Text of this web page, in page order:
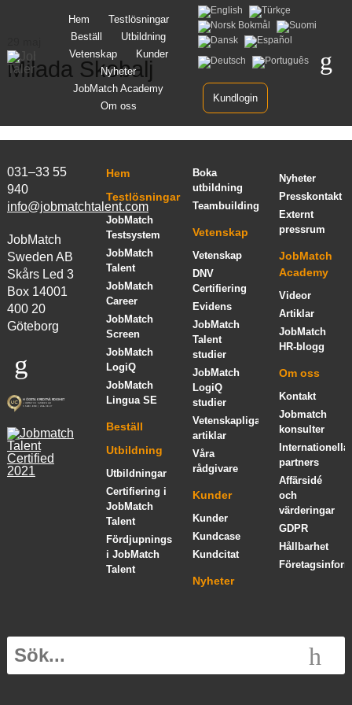
Gå
till
innehåll
Hem
Testlösningar
Beställ
Utbildning
Vetenskap
Kunder
Nyheter
JobMatch Academy
Om oss
Kundlogin
Milada Skobalj
031–33 55
940
info@jobmatchtalent.com
JobMatch
Sweden AB
Skårs Led 3
Box 14001
400 20
Göteborg
Hem
Testlösningar
JobMatch
Testsystem
JobMatch
Talent
JobMatch
Career
JobMatch
Screen
JobMatch
LogiQ
JobMatch
Lingua SE
Beställ
Utbildning
Utbildningar
Certifiering i
JobMatch
Talent
Fördjupningskurs
i JobMatch
Talent
Boka
utbildning
Teambuilding
Vetenskap
Vetenskap
DNV
Certifiering
Evidens
JobMatch
Talent
studier
JobMatch
LogiQ
studier
Vetenskapliga
artiklar
Våra
rådgivare
Kunder
Kunder
Kundcase
Kundcitat
Nyheter
Nyheter
Presskontakt
Externt
pressrum
JobMatch
Academy
Videor
Artiklar
JobMatch
HR-blogg
Om oss
Kontakt
Jobmatch
konsulter
Internationella
partners
Affärsidé
och
värderingar
GDPR
Hållbarhet